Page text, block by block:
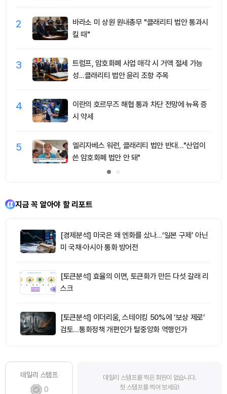
2
바라소 미 상원 원내총무 "클래리티 법안 통과시
킬 때"
3
트럼프, 암호화폐 사업 매각 시 거액 절세 가능
성...클래리티 법안 윤리 조항 주목
4
이란의 호르무즈 해협 통과 차단 전망에 뉴욕 증
시 약세
5
엘리자베스 워런, 클래리티 법안 반대…"산업이
쓴 암호화폐 법안 안 돼"
지금 꼭 알아야 할 리포트
[경제분석] 미국은 왜 엔화를 샀나…‘일본 구제’ 아닌
미 국채·아시아 통화 방어전
[토큰분석] 효율의 이면, 토큰화가 만든 다섯 갈래 리
스크
[토큰분석] 이더리움, 스테이킹 50%에 ‘보상 제로’
검토…통화정책 개편인가 탈중앙화 역행인가
데일리 스탬프
0
데일리 스탬프를 찍은 회원이 없습니다.
첫 스탬프를 찍어 보세요!